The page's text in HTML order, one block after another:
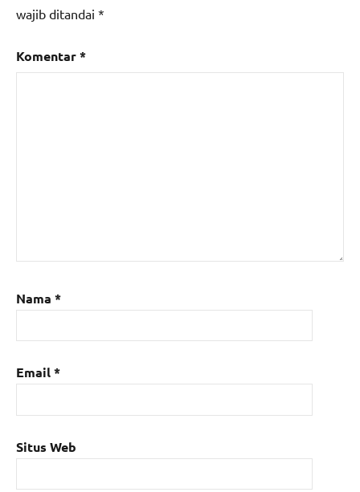
wajib ditandai *
Komentar*
Nama *
Email*
Situs Web